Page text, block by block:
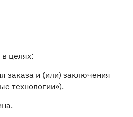
целях:
заказа и (или) заключения
технологии»).